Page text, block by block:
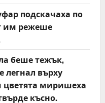
подскачаха по
им режеше
беше тежък,
върху
цветята миришеха
късно.